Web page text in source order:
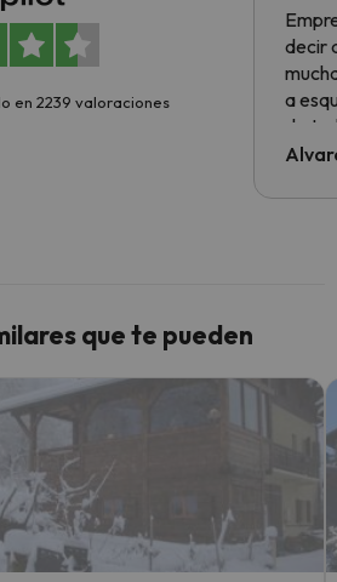
en 2239 valoraciones
decir
a
de
al
culpa
que te pueden